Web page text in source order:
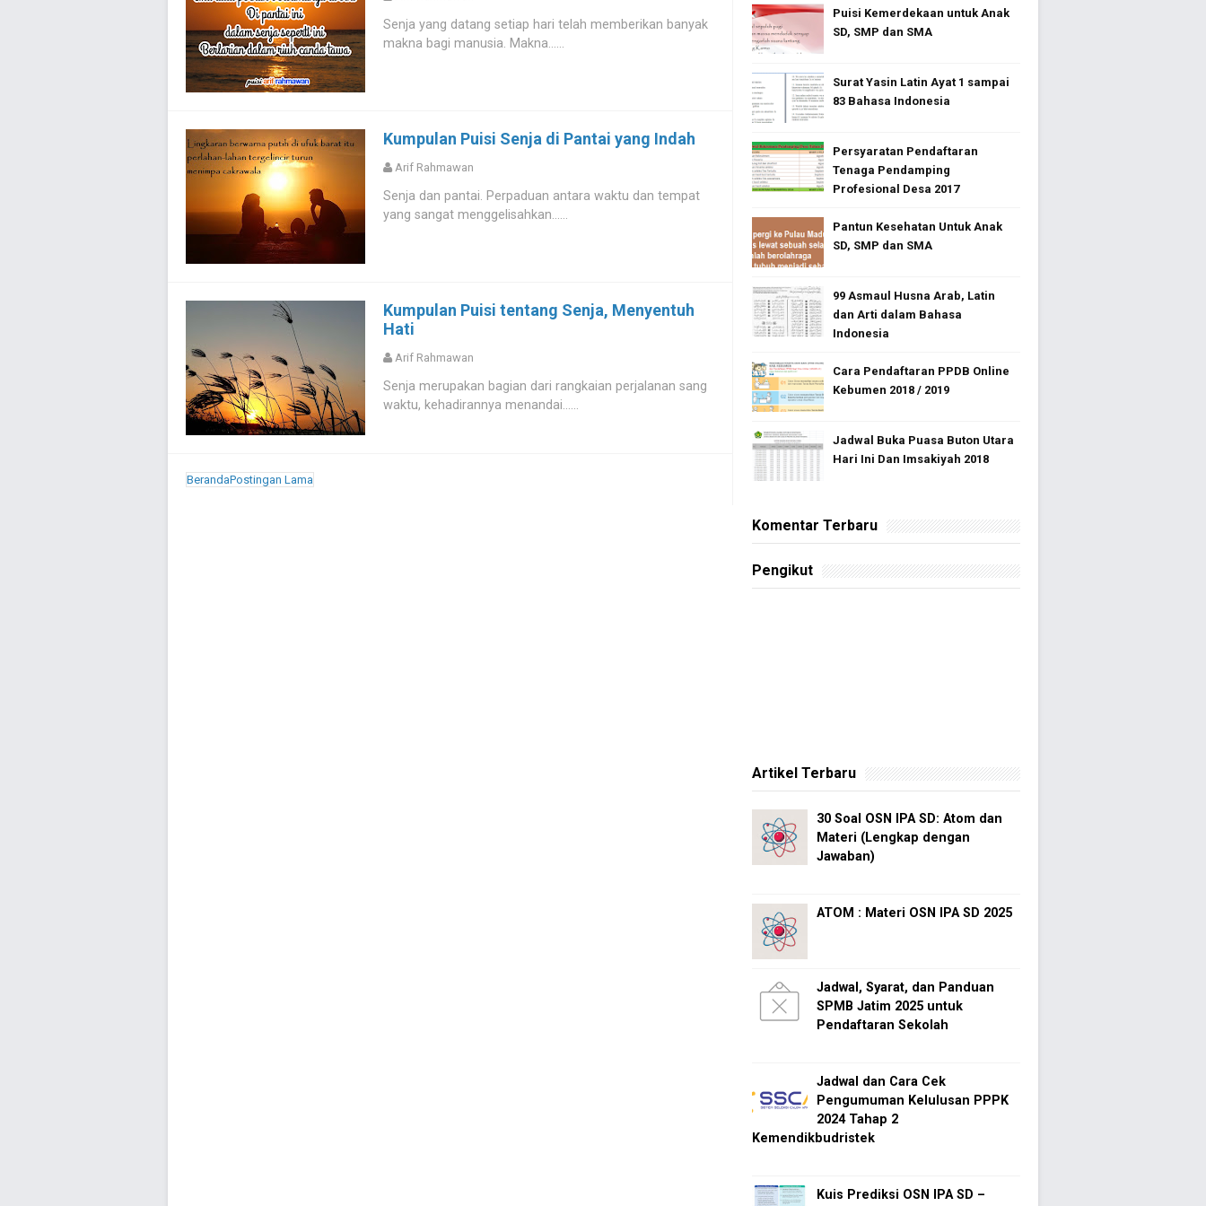
Senja yang datang setiap hari telah memberikan banyak
makna bagi manusia. Makna......
Kumpulan Puisi Senja di Pantai yang Indah
Arif Rahmawan
Senja dan pantai. Perpaduan antara waktu dan tempat
yang sangat menggelisahkan......
Kumpulan Puisi tentang Senja, Menyentuh
Hati
Arif Rahmawan
Senja merupakan bagian dari rangkaian perjalanan sang
waktu, kehadirannya menandai......
Postingan Lama
Beranda
Puisi Kemerdekaan untuk Anak
SD, SMP dan SMA
Surat Yasin Latin Ayat 1 sampai
83 Bahasa Indonesia
Persyaratan Pendaftaran
Tenaga Pendamping
Profesional Desa 2017
Pantun Kesehatan Untuk Anak
SD, SMP dan SMA
99 Asmaul Husna Arab, Latin
dan Arti dalam Bahasa
Indonesia
Cara Pendaftaran PPDB Online
Kebumen 2018 / 2019
Jadwal Buka Puasa Buton Utara
Hari Ini Dan Imsakiyah 2018
Komentar Terbaru
Pengikut
Artikel Terbaru
30 Soal OSN IPA SD: Atom dan
Materi (Lengkap dengan
Jawaban)
ATOM : Materi OSN IPA SD 2025
Jadwal, Syarat, dan Panduan
SPMB Jatim 2025 untuk
Pendaftaran Sekolah
Jadwal dan Cara Cek
Pengumuman Kelulusan PPPK
2024 Tahap 2
Kemendikbudristek
Kuis Prediksi OSN IPA SD –